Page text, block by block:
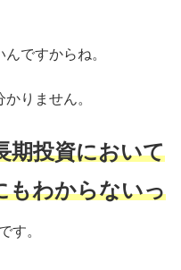
ですからね。
りません。
期投資において
もわからないっ
す。